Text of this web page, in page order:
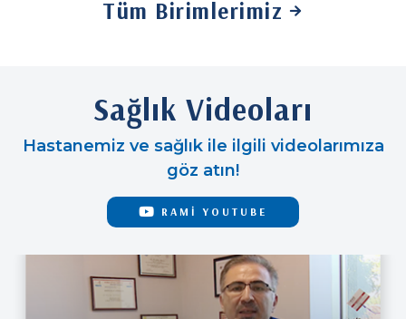
Tüm Birimlerimiz
Sağlık Videoları
Hastanemiz ve sağlık ile ilgili videolarımıza
göz atın!
RAMİ YOUTUBE